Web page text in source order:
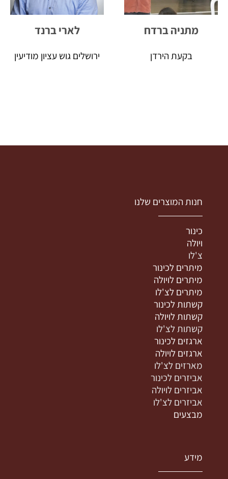
מתניה ברדח
בקעת הירדן
לארי ברנד
ירושלים גוש עציון מודיעין
חנות המוצרים שלנו
כינור
ויולה
צ'לו
מיתרים לכינור
מיתרים לויולה
מיתרים לצ'לו
קשתות לכינור
קשתות לויולה
קשתות לצ'לו
ארגזים לכינור
ארגזים לויולה
מארזים לצ'לו
אביזרים לכינור
אביזרים לויולה
אביזרים לצ'לו
מבצעים
מידע